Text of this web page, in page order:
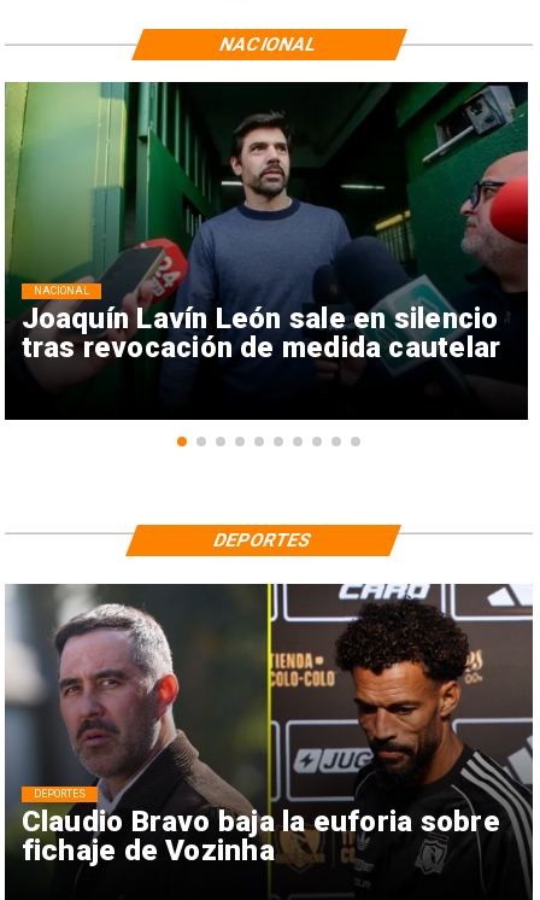
Joaquín Lavín León sale en silencio
tras revocación de medida cautelar
NACIONAL
NACIONAL
Claudio Bravo baja la euforia sobre
fichaje de Vozinha
DEPORTES
DEPORTES